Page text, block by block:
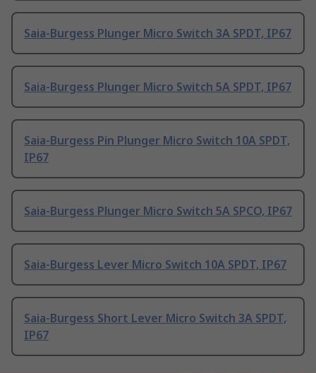
Saia-Burgess Plunger Micro Switch 3A SPDT, IP67
Saia-Burgess Plunger Micro Switch 5A SPDT, IP67
Saia-Burgess Pin Plunger Micro Switch 10A SPDT,
IP67
Saia-Burgess Plunger Micro Switch 5A SPCO, IP67
Saia-Burgess Lever Micro Switch 10A SPDT, IP67
Saia-Burgess Short Lever Micro Switch 3A SPDT,
IP67